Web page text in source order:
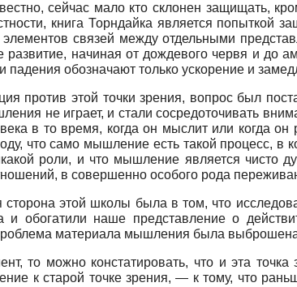
сейчас мало кто склонен защищать,
книга Торндайка является попыткой
связей между отдельными
развитие, начиная от дождевого червя и до
обозначают только ускорение и
против этой точки зрения, вопрос был
не играет, и стали сосредоточивать
в то время, когда он мыслит или когда
что само мышление есть такой процесс,
роли, и что мышление является чисто
в совершенно особого рода
сторона этой школы была в том, что
и обогатили наше представление о
материала мышления была
то можно констатировать, что и эта
к старой точке зрения, — к тому, что